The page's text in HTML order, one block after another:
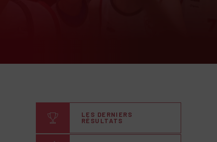
LES DERNIERS
RÉSULTATS